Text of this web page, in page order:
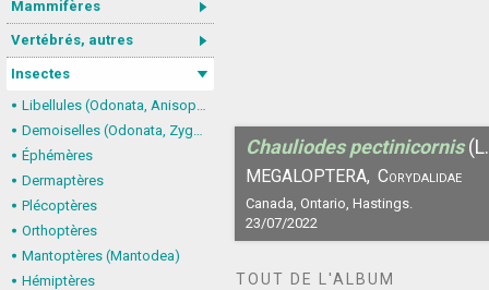
Mammifères
Vertébrés, autres
Insectes
Libellules (Odonata, Anisoptera)
Demoiselles (Odonata, Zygoptera)
Éphémères
Dermaptères
Plécoptères
Orthoptères
Mantoptères (Mantodea)
Hémiptères
Chauliodes pectinicornis
MEGALOPTERA, Corydalidae
Canada, Ontario, Hastings.
23/07/2022
TOUT DE L'ALBUM